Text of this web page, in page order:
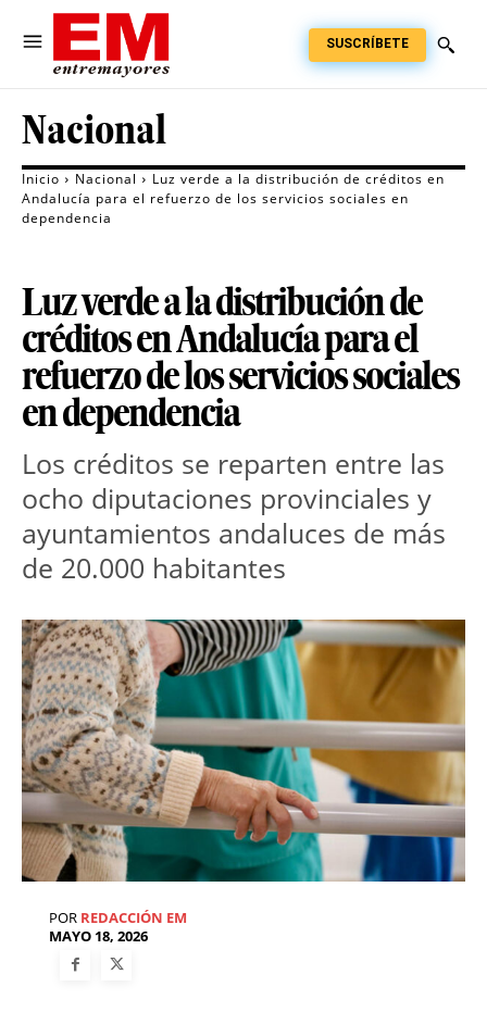
SUSCRÍBETE
Nacional
Inicio Nacional
Luz verde a la distribución de créditos en
Andalucía para el refuerzo de los servicios sociales en
dependencia
Luz verde a la distribución de
créditos en Andalucía para el
refuerzo de los servicios sociales
en dependencia
Los créditos se reparten entre las
ocho diputaciones provinciales y
ayuntamientos andaluces de más
POR REDACCIÓN EM
MAYO 18, 2026